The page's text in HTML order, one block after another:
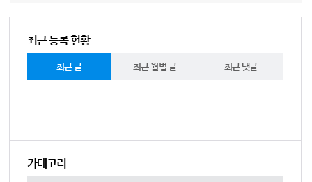
최근 등록 현황
최근 글 최근 월별 글 최근 댓글
카테고리